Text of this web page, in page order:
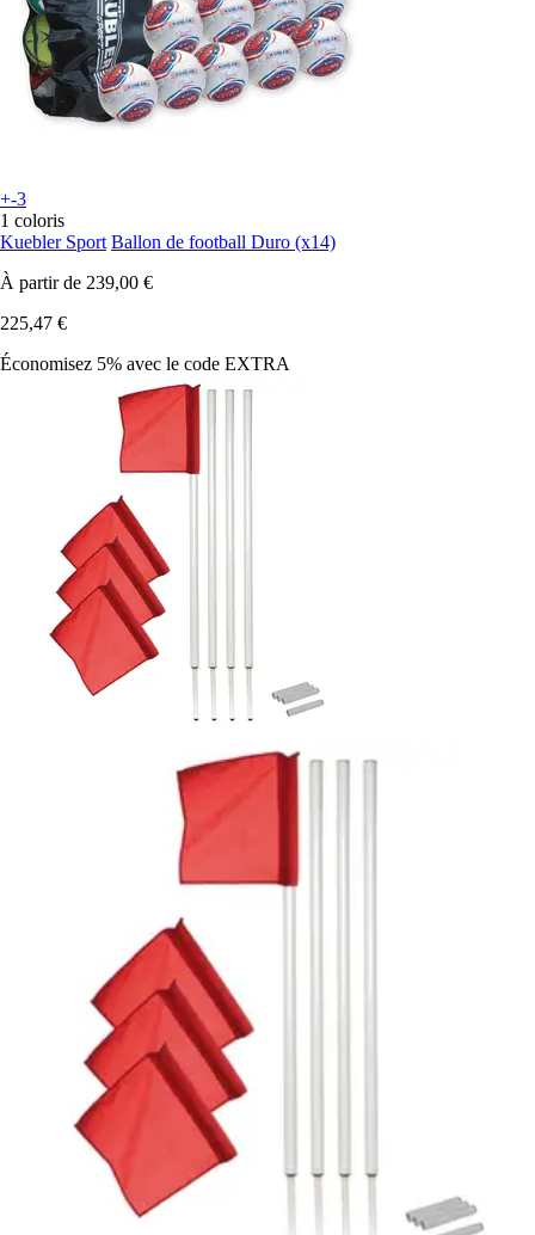
+-3
1 coloris
Kuebler Sport Ballon de football Duro (x14)
À partir de 239,00 €
225,47 €
Économisez 5% avec le code EXTRA